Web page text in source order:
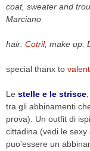
coat, sweater and
Marciano
hair: Cotril, make up:
special thanx to
Le stelle e le strisce
tra gli abbinamenti
prova). Un outfit di
cittadina (vedi le
puo’essere un